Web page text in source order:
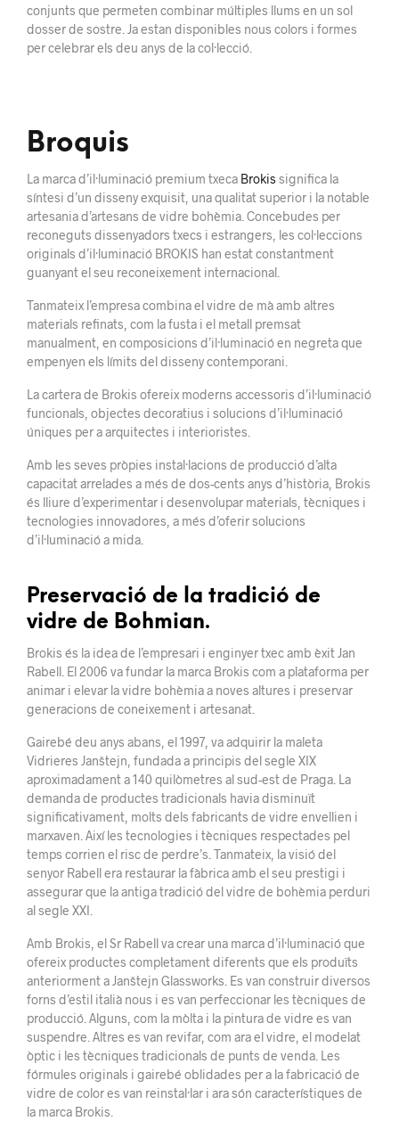
conjunts que permeten combinar múltiples llums en un sol
dosser de sostre. Ja estan disponibles nous colors i formes
per celebrar els deu anys de la col·lecció.
Broquis
La marca d’il·luminació premium txeca Brokissignifica la
síntesi d’un disseny exquisit, una qualitat superior i la notable
artesania d’artesans de vidre bohèmia. Concebudes per
reconeguts dissenyadors txecs i estrangers, les col·leccions
originals d’il·luminació BROKIS han estat constantment
guanyant el seu reconeixement internacional.
Tanmateix l’empresa combina el vidre de mà amb altres
materials refinats, com la fusta i el metall premsat
manualment, en composicions d’il·luminació en negreta que
empenyen els límits del disseny contemporani.
La cartera de Brokis ofereix moderns accessoris d’il·luminació
funcionals, objectes decoratius i solucions d’il·luminació
úniques per a arquitectes i interioristes.
Amb les seves pròpies instal·lacions de producció d’alta
capacitat arrelades a més de dos-cents anys d’història, Brokis
és lliure d’experimentar i desenvolupar materials, tècniques i
tecnologies innovadores, a més d’oferir solucions
d’il·luminació a mida.
Preservació de la tradició de
vidre de Bohmian.
Brokis és la idea de l’empresari i enginyer txec amb èxit Jan
Rabell. El 2006 va fundar la marca Brokis com a plataforma per
animar i elevar la vidre bohèmia a noves altures i preservar
generacions de coneixement i artesanat.
Gairebé deu anys abans, el 1997, va adquirir la maleta
Vidrieres Janštejn, fundada a principis del segle XIX
aproximadament a 140 quilòmetres al sud-est de Praga. La
demanda de productes tradicionals havia disminuït
significativament, molts dels fabricants de vidre envellien i
marxaven. Així les tecnologies i tècniques respectades pel
temps corrien el risc de perdre’s. Tanmateix, la visió del
senyor Rabell era restaurar la fàbrica amb el seu prestigi i
assegurar que la antiga tradició del vidre de bohèmia perduri
al segle XXI.
Amb Brokis, el Sr Rabell va crear una marca d’il·luminació que
ofereix productes completament diferents que els produïts
anteriorment a Janštejn Glassworks. Es van construir diversos
forns d’estil italià nous i es van perfeccionar les tècniques de
producció. Alguns, com la mòlta i la pintura de vidre es van
suspendre. Altres es van revifar, com ara el vidre, el modelat
òptic i les tècniques tradicionals de punts de venda. Les
fórmules originals i gairebé oblidades per a la fabricació de
vidre de color es van reinstal·lar i ara són característiques de
la marca Brokis.